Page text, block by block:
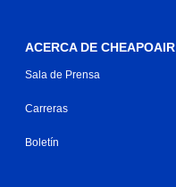
ACERCA DE CHEAPOAIR
Sala de Prensa
Carreras
Boletín